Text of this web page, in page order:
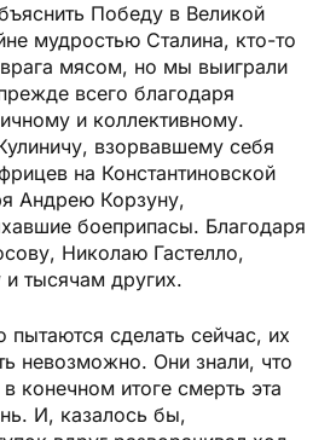
Победу в Великой
мудростью Сталина, кто-то
мясом, но мы выиграли
всего благодаря
и коллективному.
взорвавшему себя
на Константиновской
Андрею Корзуну,
боеприпасы. Благодаря
Николаю Гастелло,
тысячам других.
пытаются сделать сейчас, их
невозможно. Они знали, что
конечном итоге смерть эта
И, казалось бы,